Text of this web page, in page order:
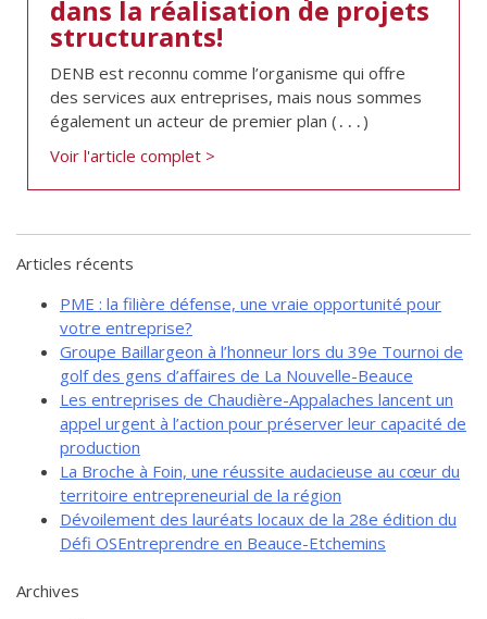
de solidarité
Futurpreneur
Toile entrepreneuriale Nouvelle-
Beauce
Événements et formations
dans la réalisation de projets
structurants!
DENB est reconnu comme l’organisme qui offre
des services aux entreprises, mais nous sommes
également un acteur de premier plan (․․․)
Voir l'article complet >
Articles récents
PME : la filière défense, une vraie opportunité pour
votre entreprise?
Groupe Baillargeon à l’honneur lors du 39e Tournoi de
golf des gens d’affaires de La Nouvelle-Beauce
Les entreprises de Chaudière-Appalaches lancent un
appel urgent à l’action pour préserver leur capacité de
production
La Broche à Foin, une réussite audacieuse au cœur du
territoire entrepreneurial de la région
Dévoilement des lauréats locaux de la 28e édition du
Défi OSEntreprendre en Beauce-Etchemins
Archives